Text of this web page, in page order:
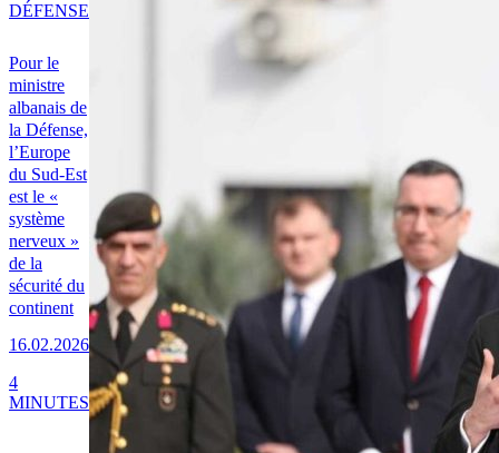
Pour le
ministre
albanais de
la Défense,
l’Europe
du Sud-Est
est le «
système
nerveux »
de la
sécurité du
continent
16.02.2026
DÉFENSE
4
MINUTES